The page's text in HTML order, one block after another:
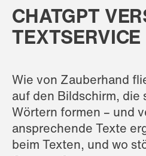
CHATGPT
TEXTSERVICE
Wie von Zauberhand
auf den Bildschirm, die
Wörtern formen – und
ansprechende Texte
beim Texten, und wo